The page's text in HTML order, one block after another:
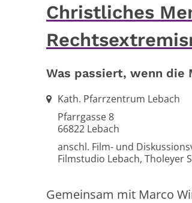
Christliches
Was passiert, wenn die
Ort:Kath. Pfarrzentrum Lebach
Pfarrgasse 8
66822 Lebach
anschl. Film- und
Filmstudio Lebach, Tholeyer
Gemeinsam mit Marco